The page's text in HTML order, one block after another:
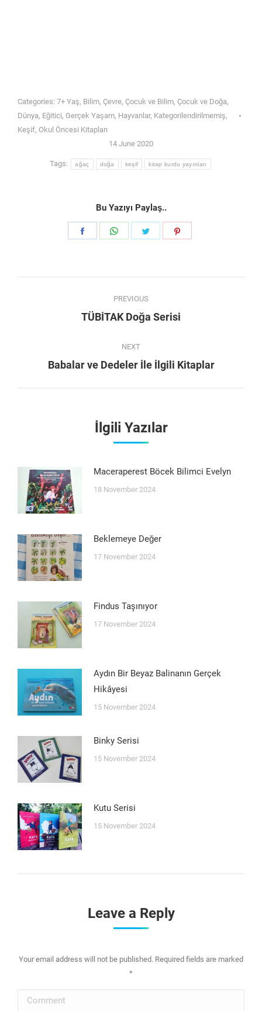
Categories: 7+ Yaş, Bilim, Çevre, Çocuk ve Bilim, Çocuk ve Doğa,
Dünya, Eğitici, Gerçek Yaşam, Hayvanlar, Kategorilendirilmemiş,
Keşif, Okul Öncesi Kitapları
14 June 2020
Tags: ağaç doğa keşif kitap kurdu yayınları
Bu Yazıyı Paylaş..
Share
navigation
PREVIOUS
Previous
TÜBİTAK Doğa Serisi
NEXT
Next
Babalar ve Dedeler İle İlgili Kitaplar
İlgili Yazılar
Maceraperest Böcek Bilimci Evelyn
18 November 2024
Beklemeye Değer
17 November 2024
Findus Taşınıyor
17 November 2024
Aydın Bir Beyaz Balinanın Gerçek
Hikâyesi
15 November 2024
Binky Serisi
15 November 2024
Kutu Serisi
15 November 2024
Leave a Reply
Your email address will not be published. Required fields are marked
*
Comment